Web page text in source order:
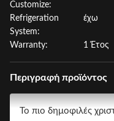
Customize:
Refrigeration
System:
έχω
Warranty: 1 Έτος
Περιγραφή προϊόντος
Το πιο δημοφιλές